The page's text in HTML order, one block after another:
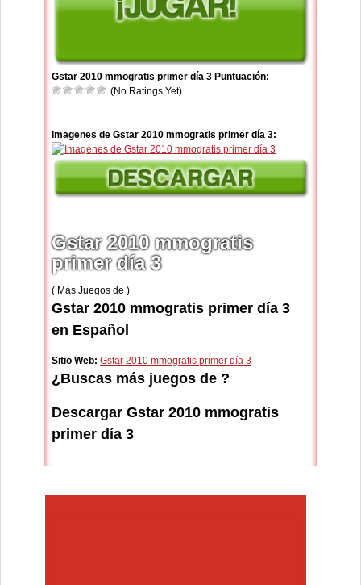
Gstar 2010 mmogratis primer día 3 Puntuación:
(No Ratings Yet)
Imagenes de Gstar 2010 mmogratis primer día 3:
Gstar 2010 mmogratis
primer día 3
( Más Juegos de )
Gstar 2010 mmogratis primer día 3
en Español
Sitio Web: Gstar 2010 mmogratis primer día 3
¿Buscas más juegos de ?
Descargar Gstar 2010 mmogratis
primer día 3